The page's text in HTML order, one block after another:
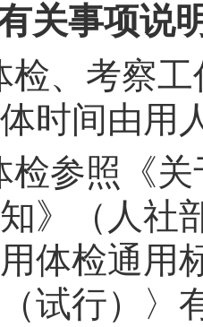
关事项说
检、考察
时间由用
检参照《
》（人社
体检通用
试行）〉